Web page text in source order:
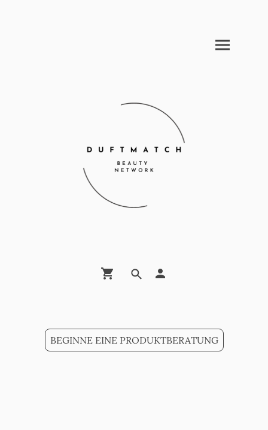
BEGINNE EINE PRODUKTBERATUNG